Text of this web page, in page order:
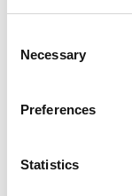
Selection
Necessary
Preferences
Statistics
Rollon -